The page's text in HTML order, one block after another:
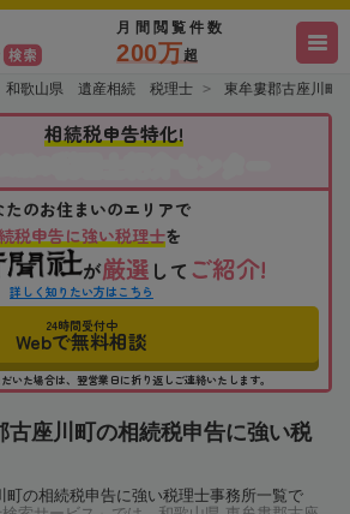
月間閲覧件数
200万超
和歌山県 遺産相続 税理士 東牟婁郡古座川
相続税申告特化!
たのお住まいのエリアで
税申告に強い税理士を
が厳選 して ご紹介!
詳しく知りたい方はこちら
24時間受付中
Webで無料相談
いた場合は、翌営業日に折り返しご連絡いたします。
古座川町の相続税申告に強い税
町の相続税申告に強い税理士事務所一覧で